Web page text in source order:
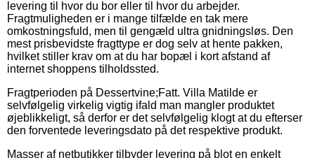
levering til hvor du bor eller til hvor du arbejder.
Fragtmuligheden er i mange tilfælde en tak mere
omkostningsfuld, men til gengæld ultra gnidningsløs. Den
mest prisbevidste fragttype er dog selv at hente pakken,
hvilket stiller krav om at du har bopæl i kort afstand af
internet shoppens tilholdssted.
Fragtperioden på Dessertvine;Fatt. Villa Matilde er
selvfølgelig virkelig vigtig ifald man mangler produktet
øjeblikkeligt, så derfor er det selvfølgelig klogt at du efterser
den forventede leveringsdato på det respektive produkt.
Masser af netbutikker tilbyder levering på blot en enkelt